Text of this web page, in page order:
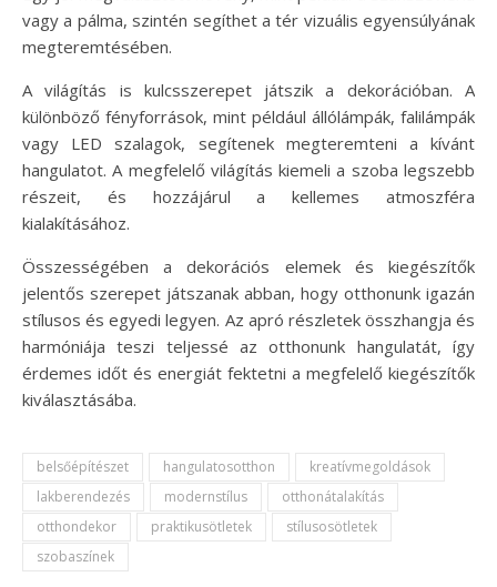
vagy a pálma, szintén segíthet a tér vizuális egyensúlyának
megteremtésében.
A világítás is kulcsszerepet játszik a dekorációban. A
különböző fényforrások, mint például állólámpák, falilámpák
vagy LED szalagok, segítenek megteremteni a kívánt
hangulatot. A megfelelő világítás kiemeli a szoba legszebb
részeit, és hozzájárul a kellemes atmoszféra
kialakításához.
Összességében a dekorációs elemek és kiegészítők
jelentős szerepet játszanak abban, hogy otthonunk igazán
stílusos és egyedi legyen. Az apró részletek összhangja és
harmóniája teszi teljessé az otthonunk hangulatát, így
érdemes időt és energiát fektetni a megfelelő kiegészítők
kiválasztásába.
belsőépítészet hangulatosotthon
kreatívmegoldások
lakberendezés
modernstílus
otthonátalakítás
otthondekor
praktikusötletek
stílusosötletek
szobaszínek